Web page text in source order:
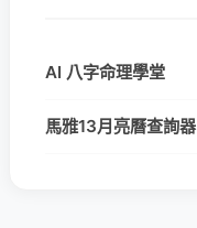
AI 八字命理學堂
馬雅13月亮曆查詢器